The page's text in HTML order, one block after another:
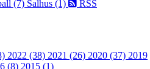
(7) Salhus (1) RSS
2022 (38) 2021 (26) 2020 (37) 2019
(8) 2015 (1)